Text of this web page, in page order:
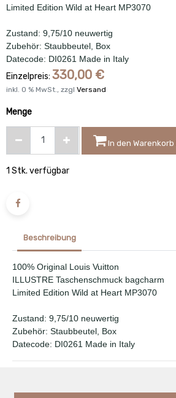
Limited Edition Wild at Heart MP3070
Zustand: 9,75/10 neuwertig
Zubehör: Staubbeutel, Box
Datecode: DI0261 Made in Italy
Einzelpreis: 330,00 €
inkl. 0 % MwSt., zzgl Versand
Menge
In den
1 Stk. verfügbar
Beschreibung
100% Original Louis Vuitton
ILLUSTRE Taschenschmuck bagcharm
Limited Edition Wild at Heart MP3070
Zustand: 9,75/10 neuwertig
Zubehör: Staubbeutel, Box
Datecode: DI0261 Made in Italy